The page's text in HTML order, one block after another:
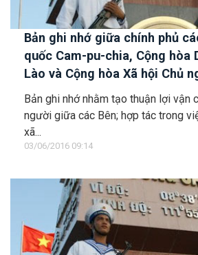
Bản ghi nhớ giữa chính phủ
quốc Cam-pu-chia, Cộng hòa
Lào và Cộng hòa Xã hội Chủ
vận tải đường bộ
Bản ghi nhớ nhằm tạo thuận lợi vận
người giữa các Bên; hợp tác trong
xã...
03/06/2016 09:14